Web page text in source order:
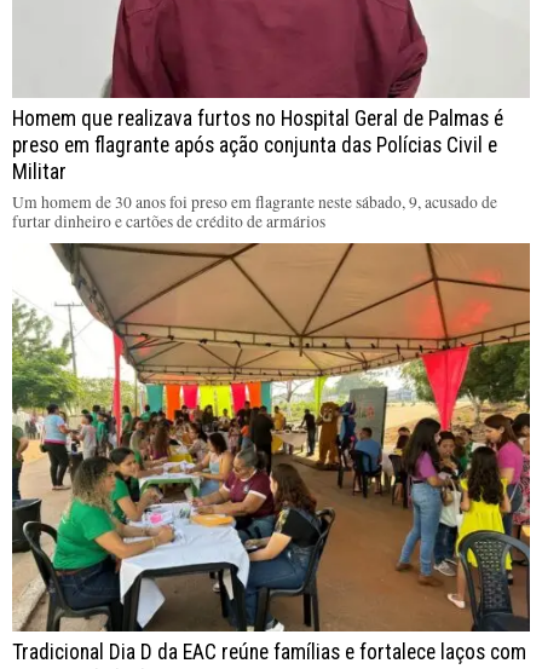
Homem que realizava furtos no Hospital Geral de Palmas é
preso em flagrante após ação conjunta das Polícias Civil e
Militar
Um homem de 30 anos foi preso em flagrante neste sábado, 9, acusado de
furtar dinheiro e cartões de crédito de armários
Tradicional Dia D da EAC reúne famílias e fortalece laços com